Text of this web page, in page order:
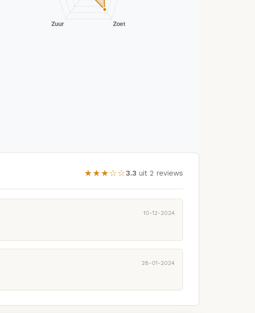
★★★☆☆3.3 uit 2 reviews
10-12-2024
28-01-2024